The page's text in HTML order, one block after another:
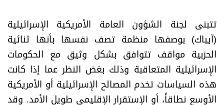
تتبنى لجنة الشؤون العامة الأمريكية الإسرائيلية
(آيباك) بوصفها منظمة تصف نفسها بأنها ثنائية
الحزبية مواقف تتوافق بشكل وثيق مع الحكومات
الإسرائيلية المتعاقبة وذلك بغض النظر عما إذا كانت
هذه السياسات تخدم المصالح الإسرائيلية أو الأمريكية
الأوسع نطاقاً، أو الإستقرار الإقليمي طويل الأمد. وقد